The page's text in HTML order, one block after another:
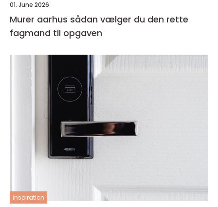
01. June 2026
Murer aarhus sådan vælger du den rette
fagmand til opgaven
inspiration